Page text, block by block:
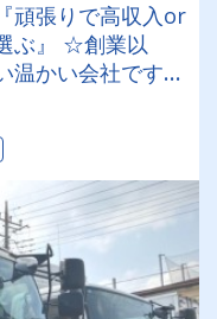
頑張りで高収入or
業以
温かい会社です！
制実績アリ！ ◎